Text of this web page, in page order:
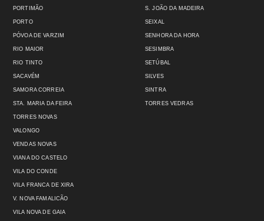
PORTIMÃO
PORTO
PÓVOA DE VARZIM
RIO MAIOR
RIO TINTO
SACAVÉM
SAMORA CORREIA
STA. MARIA DA FEIRA
S. JOÃO DA MADEIRA
SEIXAL
SENHORA DA HORA
SESIMBRA
SETÚBAL
SILVES
SINTRA
TORRES VEDRAS
TORRES NOVAS
VALONGO
VENDAS NOVAS
VIANA DO CASTELO
VILA DO CONDE
VILA FRANCA DE XIRA
V. NOVA FAMALICÃO
VILA NOVA DE GAIA